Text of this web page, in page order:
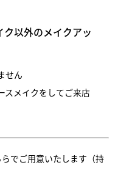
以外のメイクアッ
せん
スメイクをしてご来店
でご用意いたします（持